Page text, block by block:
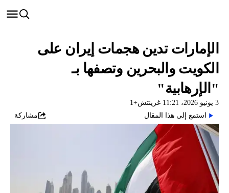
الإمارات تدين هجمات إيران على
الكويت والبحرين وتصفها بـ
"الإرهابية"
3 يونيو 2026، 11:21 غرينتش+1
استمع إلى هذا المقال
مشاركة